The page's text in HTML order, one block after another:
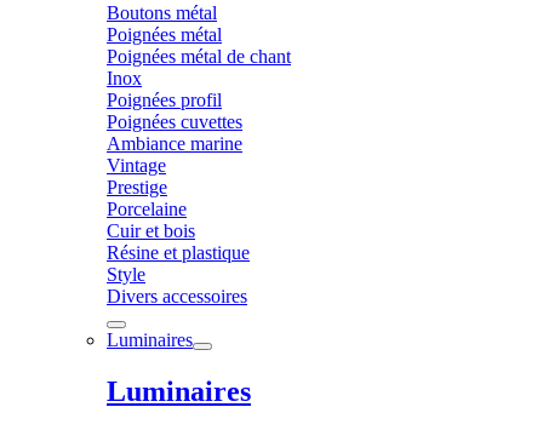
Boutons métal
Poignées métal
Poignées métal de chant
Inox
Poignées profil
Poignées cuvettes
Ambiance marine
Vintage
Prestige
Porcelaine
Cuir et bois
Résine et plastique
Style
Divers accessoires
Luminaires
Luminaires